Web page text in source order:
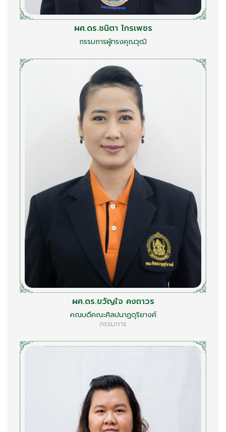
ผศ.ดร.ชนิตา ไกรเพชร
กรรมการผู้ทรงคุณวุฒิ
ผศ.ดร.ขวัญใจ คงถาวร
คณบดีคณะศิลปนาฏดุริยางค์
กรรมการ